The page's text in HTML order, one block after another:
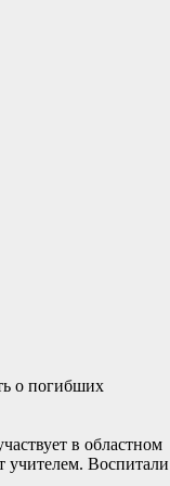
о погибших
в областном
учителем. Воспитали